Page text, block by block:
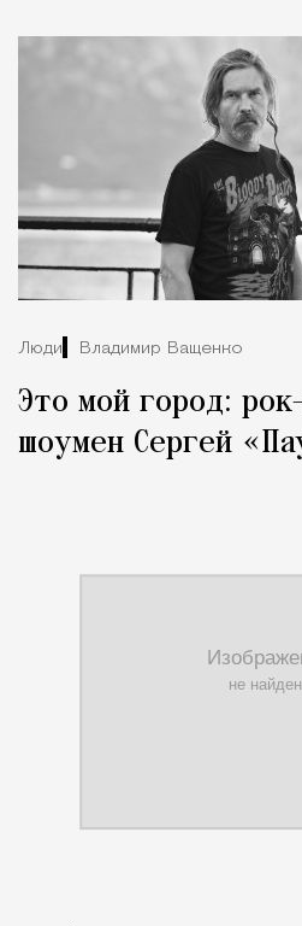
Люди Владимир Ващенко
Это мой город:
шоумен Сергей